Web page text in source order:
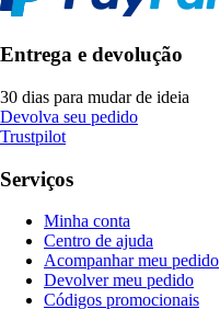
Entrega e devolução
30 dias para mudar de ideia
Devolva seu pedido
Trustpilot
Serviços
Minha conta
Centro de ajuda
Acompanhar meu pedido
Devolver meu pedido
Códigos promocionais